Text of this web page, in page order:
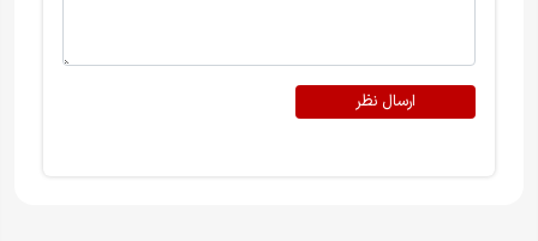
ارسال نظر